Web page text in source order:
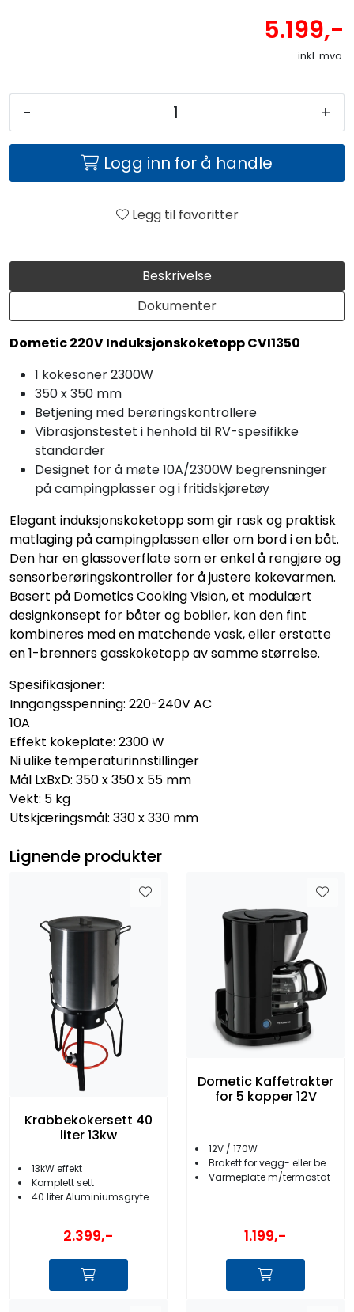
Beskrivelse
Dokumenter
Dometic 220V Induksjonskoketopp CVI1350
1 kokesoner 2300W
350 x 350 mm
Betjening med berøringskontrollere
Vibrasjonstestet i henhold til RV-spesifikke
standarder
Designet for å møte 10A/2300W begrensninger
på campingplasser og i fritidskjøretøy
Elegant induksjonskoketopp som gir rask og praktisk
matlaging på campingplassen eller om bord i en båt.
Den har en glassoverflate som er enkel å rengjøre og
sensorberøringskontroller for å justere kokevarmen.
Basert på Dometics Cooking Vision, et modulært
designkonsept for båter og bobiler, kan den fint
kombineres med en matchende vask, eller erstatte
en 1-brenners gasskoketopp av samme størrelse.
Spesifikasjoner:
Inngangsspenning: 220-240V AC
10A
Effekt kokeplate: 2300 W
Ni ulike temperaturinnstillinger
Mål LxBxD: 350 x 350 x 55 mm
Vekt: 5 kg
Utskjæringsmål: 330 x 330 mm
5.199,-
inkl. mva.
- +
Logg inn for å handle
Legg til favoritter
Lignende produkter
Krabbekokersett 40
liter 13kw
13kW effekt
Komplett sett
40 liter Aluminiumsgryte
2.399,-
Dometic Kaffetrakter
for 5 kopper 12V
12V / 170W
Brakett for vegg- eller benkmontering
Varmeplate m/termostat
1.199,-